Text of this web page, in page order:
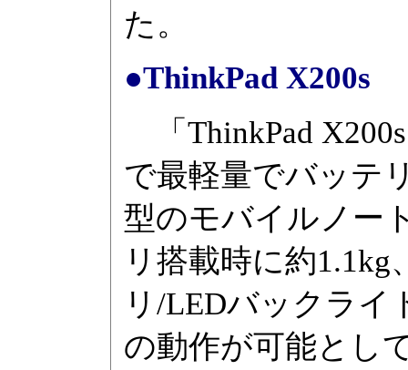
た。
●ThinkPad X200s
「ThinkPad
で最軽量でバッテ
型のモバイルノー
リ搭載時に約
リ/LEDバックライ
の動作が可能とし